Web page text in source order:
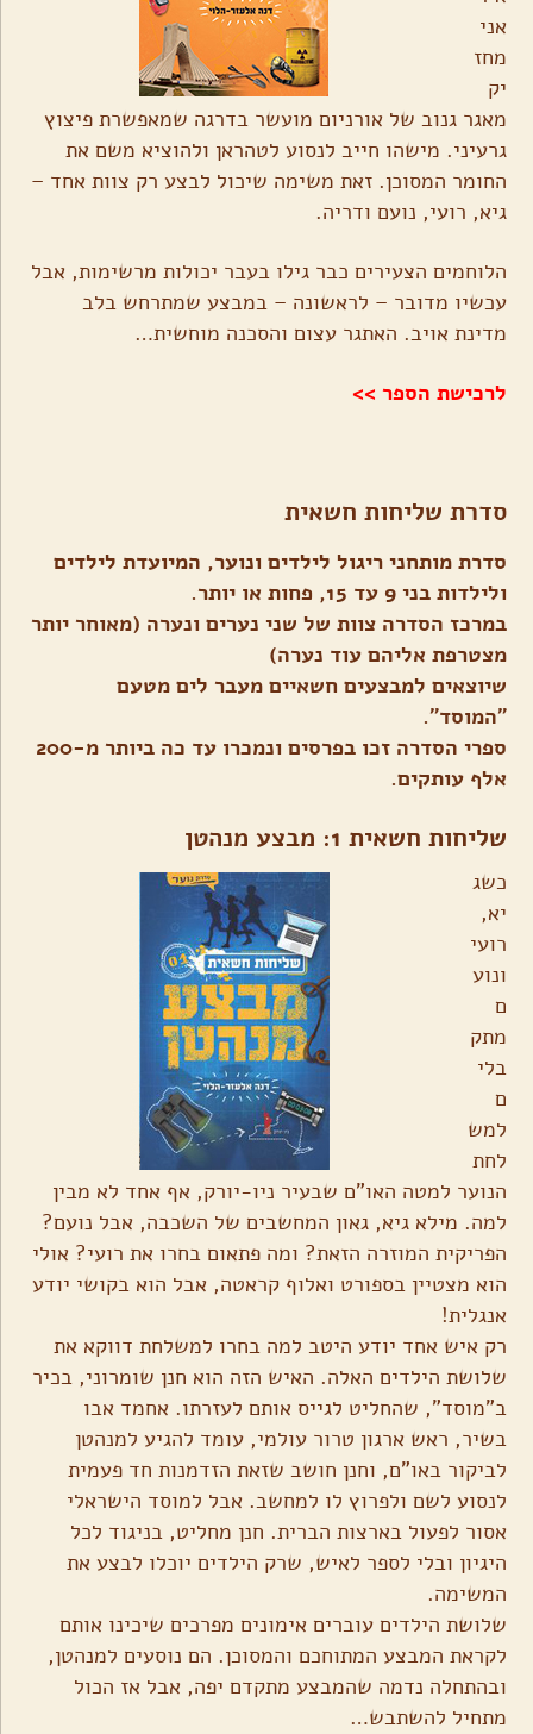
אני
מחז
יק
מאגר גנוב של אורניום מועשר בדרגה שמאפשרת פיצוץ
גרעיני. מישהו חייב לנסוע לטהראן ולהוציא משם את
החומר המסוכן. זאת משימה שיכול לבצע רק צוות אחד –
גיא, רועי, נועם ודריה.
הלוחמים הצעירים כבר גילו בעבר יכולות מרשימות, אבל
עכשיו מדובר – לראשונה – במבצע שמתרחש בלב
מדינת אויב. האתגר עצום והסכנה מוחשית…
לרכישת הספר >>
סדרת שליחות חשאית
סדרת מותחני ריגול לילדים ונוער, המיועדת לילדים
ולילדות בני 9 עד 15, פחות או יותר.
במרכז הסדרה צוות של שני נערים ונערה (מאוחר יותר
מצטרפת אליהם עוד נערה)
שיוצאים למבצעים חשאיים מעבר לים מטעם
"המוסד".
ספרי הסדרה זכו בפרסים ונמכרו עד כה ביותר מ-200
אלף עותקים.
שליחות חשאית 1: מבצע מנהטן
כשג
יא,
רועי
ונוע
ם
מתק
בלי
ם
למש
לחת
הנוער למטה האו"ם שבעיר ניו-יורק, אף אחד לא מבין
למה. מילא גיא, גאון המחשבים של השכבה, אבל נועם?
הפריקית המוזרה הזאת? ומה פתאום בחרו את רועי? אולי
הוא מצטיין בספורט ואלוף קראטה, אבל הוא בקושי יודע
אנגלית!
רק איש אחד יודע היטב למה בחרו למשלחת דווקא את
שלושת הילדים האלה. האיש הזה הוא חנן שומרוני, בכיר
ב"מוסד", שהחליט לגייס אותם לעזרתו. אחמד אבו
בשיר, ראש ארגון טרור עולמי, עומד להגיע למנהטן
לביקור באו"ם, וחנן חושב שזאת הזדמנות חד פעמית
לנסוע לשם ולפרוץ לו למחשב. אבל למוסד הישראלי
אסור לפעול בארצות הברית. חנן מחליט, בניגוד לכל
היגיון ובלי לספר לאיש, שרק הילדים יוכלו לבצע את
המשימה.
שלושת הילדים עוברים אימונים מפרכים שיכינו אותם
לקראת המבצע המתוחכם והמסוכן. הם נוסעים למנהטן,
ובהתחלה נדמה שהמבצע מתקדם יפה, אבל אז הכול
מתחיל להשתבש…